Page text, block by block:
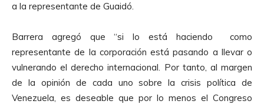
e
u
d
o
a la representante de Guaidó.
Barrera agregó que “si lo está haciendo como
representante de la corporación está pasando a llevar o
vulnerando el derecho internacional. Por tanto, al margen
de la opinión de cada uno sobre la crisis política de
Venezuela, es deseable que por lo menos el Congreso